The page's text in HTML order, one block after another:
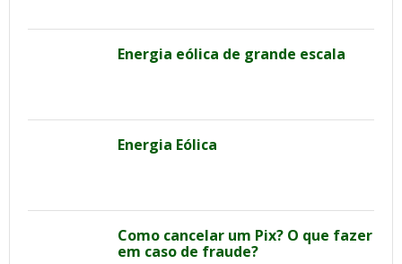
Energia eólica de grande escala
Energia Eólica
Como cancelar um Pix? O que fazer
em caso de fraude?